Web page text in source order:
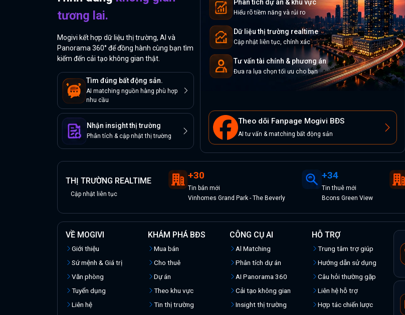
tương lai.
Mogivi kết hợp dữ liệu thị trường, AI và
Panorama 360° để đồng hành cùng bạn tìm
kiếm đến cải tạo không gian thật.
Tìm đúng bất động sản.
AI matching nguồn hàng phù hợp
nhu cầu
Nhận insight thị trường
Phân tích & cập nhật thị trường
Phân tích dự án & khu vực
Hiểu rõ tiềm năng và rủi ro
Dữ liệu thị trường realtime
Cập nhật liên tục, chính xác
Tư vấn tài chính & phương án
Đưa ra lựa chọn tối ưu cho bạn
Theo dõi Fanpage Mogivi BĐS
AI tư vấn & matching bất động sản
THỊ TRƯỜNG REALTIME
Cập nhật liên tục
+30
Tin bán mới
Vinhomes Grand Park - The Beverly
+34
Tinthuêmới
Bcons Green View
VỀ MOGIVI
Giới thiệu
Sứ mệnh & Giá trị
Văn phòng
Tuyển dụng
Liên hệ
KHÁM PHÁ BĐS
Mua bán
Cho thuê
Dự án
Theo khu vực
Tin thị trường
CÔNG CỤ AI
Al Matching
Phân tích dự án
AI Panorama 360
Cải tạo không gian
Insight thị trường
HỖ TRỢ
Trung tâm trợ giúp
Hướng dẫn sử dụng
Câu hỏi thường gặp
Liên hệ hỗ trợ
Hợp tác chiến lược